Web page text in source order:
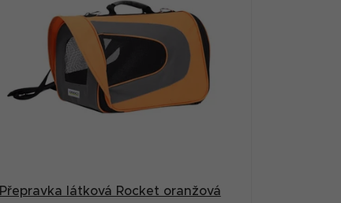
Přepravka látková Rocket oranžová